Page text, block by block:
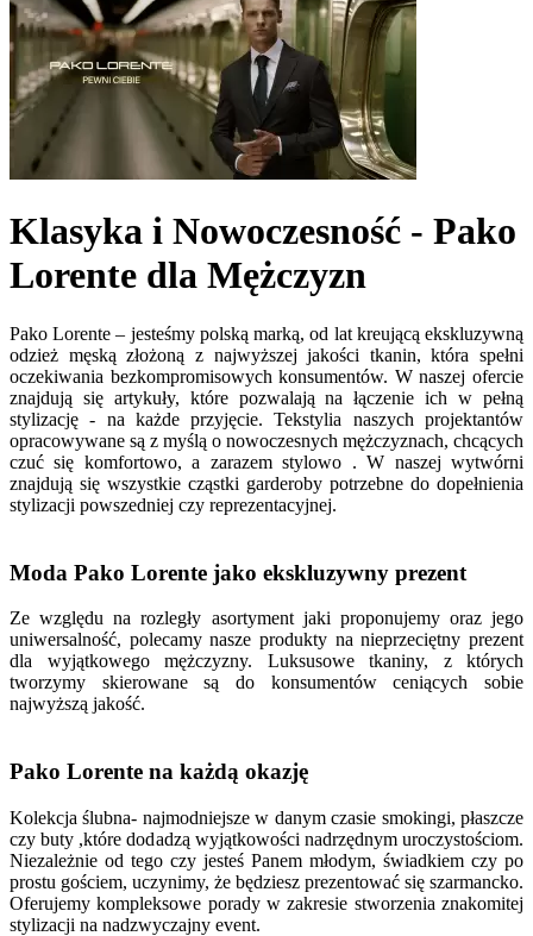
Klasyka i Nowoczesność - Pako
Lorente dla Mężczyzn
Pako Lorente – jesteśmy polską marką, od lat kreującą ekskluzywną
odzież męską złożoną z najwyższej jakości tkanin, która spełni
oczekiwania bezkompromisowych konsumentów. W naszej ofercie
znajdują się artykuły, które pozwalają na łączenie ich w pełną
stylizację - na każde przyjęcie. Tekstylia naszych projektantów
opracowywane są z myślą o nowoczesnych mężczyznach, chcących
czuć się komfortowo, a zarazem stylowo . W naszej wytwórni
znajdują się wszystkie cząstki garderoby potrzebne do dopełnienia
stylizacji powszedniej czy reprezentacyjnej.
Moda Pako Lorente jako ekskluzywny prezent
Ze względu na rozległy asortyment jaki proponujemy oraz jego
uniwersalność, polecamy nasze produkty na nieprzeciętny prezent
dla wyjątkowego mężczyzny. Luksusowe tkaniny, z których
tworzymy skierowane są do konsumentów ceniących sobie
najwyższą jakość.
Pako Lorente na każdą okazję
Kolekcja ślubna- najmodniejsze w danym czasie smokingi, płaszcze
czy buty ,które dodadzą wyjątkowości nadrzędnym uroczystościom.
Niezależnie od tego czy jesteś Panem młodym, świadkiem czy po
prostu gościem, uczynimy, że będziesz prezentować się szarmancko.
Oferujemy kompleksowe porady w zakresie stworzenia znakomitej
stylizacji na nadzwyczajny event.